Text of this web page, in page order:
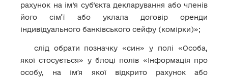
рахунок на ім’я суб’єкта декларування або членів
його сім’ї або уклала договір оренди
індивідуального банківського сейфу (комірки)»;
слід обрати позначку «син» у полі «Особа,
якої стосується» у блоці полів «Інформація про
особу, на імʼя якої відкрито рахунок або